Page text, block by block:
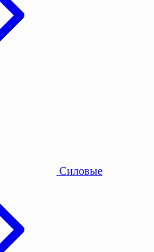
Силовые